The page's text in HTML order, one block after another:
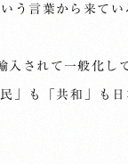
う言葉から来てい
されて一般化し
」も「共和」も